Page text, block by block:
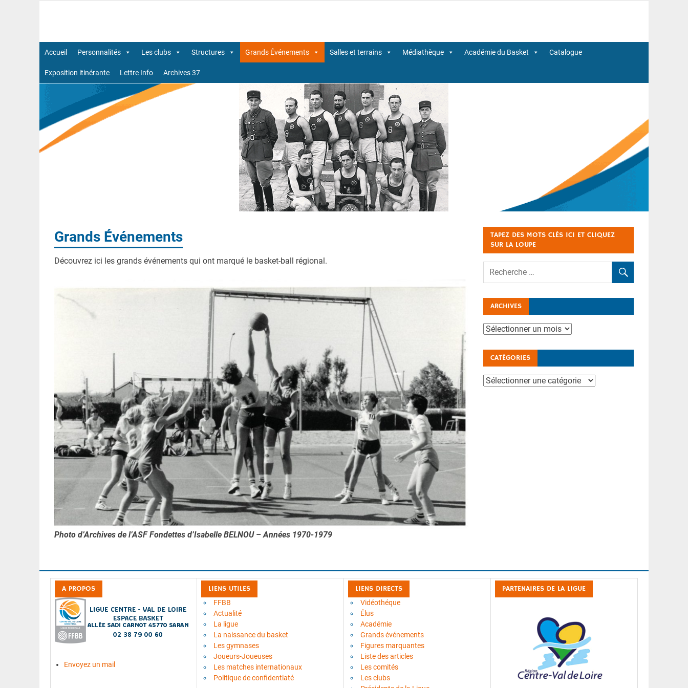
Accueil Personnalités Les clubs Structures Grands Événements Salles et terrains Médiathèque Académie du Basket Catalogue
Exposition itinérante Lettre Info Archives 37
Grands Événements
Découvrez ici les grands événements qui ont marqué le basket-ball régional.
Photo d’Archives de l’ASF Fondettes d’Isabelle BELNOU – Années 1970-1979
TAPEZ DES MOTS CLÉS ICI ET CLIQUEZ
SUR LA LOUPE
ARCHIVES
Archives
CATÉGORIES
Catégories
A PROPOS
Envoyez un mail
LIENS UTILES
FFBB
Actualité
La ligue
La naissance du basket
Les gymnases
Joueurs-Joueuses
Les matches internationaux
Politique de confidentiaté
LIENS DIRECTS
Vidéothéque
Élus
Académie
Grands événements
Figures marquantes
Liste des articles
Les comités
Les clubs
PARTENAIRES DE LA LIGUE